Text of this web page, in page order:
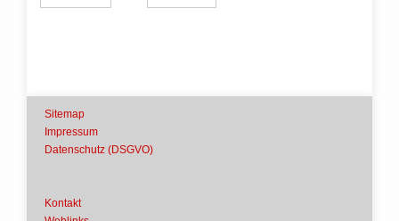
Sitemap
Impressum
Datenschutz (DSGVO)
Kontakt